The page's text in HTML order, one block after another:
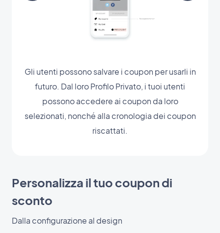
Gli utenti possono salvare i coupon per usarli in
futuro. Dal loro Profilo Privato, i tuoi utenti
possono accedere ai coupon da loro
selezionati, nonché alla cronologia dei coupon
riscattati.
Personalizza il tuo coupon di
sconto
Dalla configurazione al design